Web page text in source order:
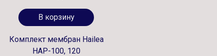
В корзину
Комплект мембран Hailea
HAP-100, 120